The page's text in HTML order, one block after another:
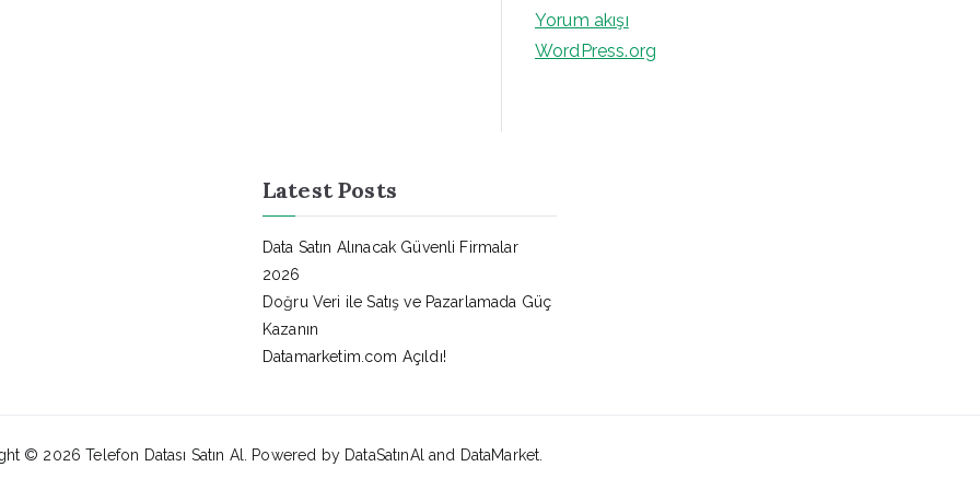
Yorum akışı
WordPress.org
Latest Posts
Data Satın Alınacak Güvenli Firmalar
2026
Doğru Veri ile Satış ve Pazarlamada Güç
Kazanın
Datamarketim.com Açıldı!
© 2026Telefon Datası Satın Al . Powered by DataSatınAl and DataMarket.